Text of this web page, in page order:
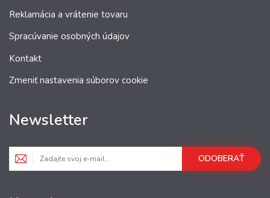
Reklamácia a vrátenie tovaru
Spracúvanie osobných údajov
Kontakt
Zmeniť nastavenia súborov cookie
Newsletter
ODOBERAŤ